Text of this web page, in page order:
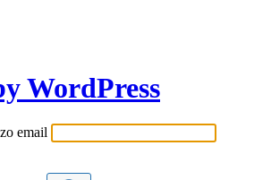
WordPress
email